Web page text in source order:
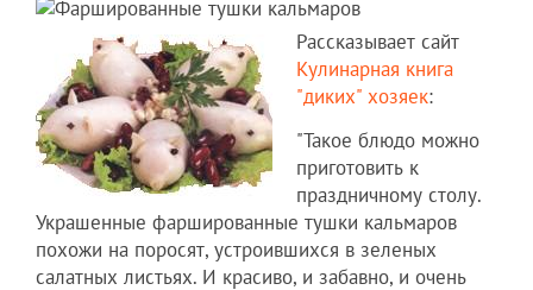
Рассказывает сайт
Кулинарная книга
"диких" хозяек:
"Такое блюдо можно
приготовить к
праздничному столу.
Украшенные фаршированные тушки кальмаров
похожи на поросят, устроившихся в зеленых
салатных листьях. И красиво, и забавно, и очень